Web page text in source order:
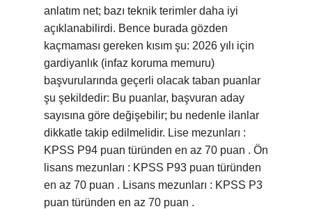
anlatım net; bazı teknik terimler daha iyi
açıklanabilirdi. Bence burada gözden
kaçmaması gereken kısım şu: 2026 yılı için
gardiyanlık (infaz koruma memuru)
başvurularında geçerli olacak taban puanlar
şu şekildedir: Bu puanlar, başvuran aday
sayısına göre değişebilir; bu nedenle ilanlar
dikkatle takip edilmelidir. Lise mezunları :
KPSS P94 puan türünden en az 70 puan . Ön
lisans mezunları : KPSS P93 puan türünden
en az 70 puan . Lisans mezunları : KPSS P3
puan türünden en az 70 puan .